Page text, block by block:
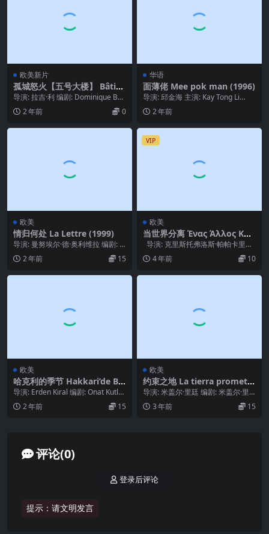
欧美新片
孤城怒火【五号大楼】 Bâtim
ent 5 (2023)
导演: 拉吉·利 编剧: Dominique Bau
mard / 吉奥达诺·戈德...
2 年前 0
华语
面薄佬 Mee pok man (1996)
导演: 邱金海 主演: Kay Tong Li
m / Michelle Goh ...
2 年前
欧美
情归何处 La Lettre (1999)
导演: 曼努埃尔·德·奥利维拉 编剧: Ja
cques Parsi / 曼努埃尔...
2 年前 15
VIP
欧美
当世界分离 Ένας Άλλος Κόσ
μος (2015)
导演: 克里斯托弗洛斯·帕帕卡里亚
蒂斯 编剧: 克里斯托弗洛斯·帕...
4 年前 10
欧美
哈克利的季节 Hakkari’de Bir
Mevsim (1983)
导演: Erden Kiral 编剧: Onat Kutla
r / Rerit ...
2 年前 15
欧美
约束之地 La tierra prometid
a (1973)
导演: 米盖尔·里廷 编剧: 米盖尔·里
廷 主演: Pedro Manuel Á...
3 年前 15
评论(0)
提示：请文明发言
登录后评论